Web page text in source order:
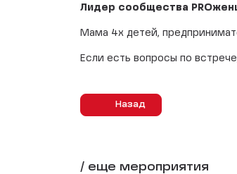
Лидер сообщества
Мама 4х детей,
Если есть вопросы по
Назад
/ еще мероприятия